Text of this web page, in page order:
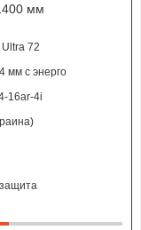
мм
72
мм с энерго
16ar-4i